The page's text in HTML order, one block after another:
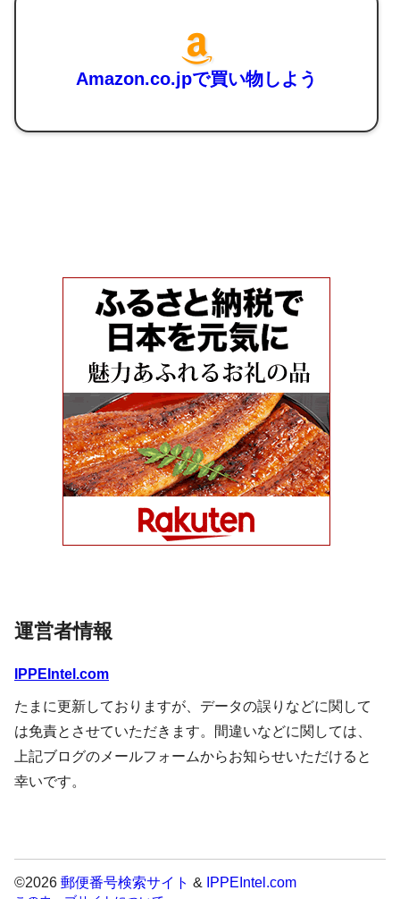
Amazon.co.jpで買い物しよう
運営者情報
IPPEIntel.com
たまに更新しておりますが、データの誤りなどに関して
は免責とさせていただきます。間違いなどに関しては、
上記ブログのメールフォームからお知らせいただけると
幸いです。
©2026 郵便番号検索サイト & IPPEIntel.com